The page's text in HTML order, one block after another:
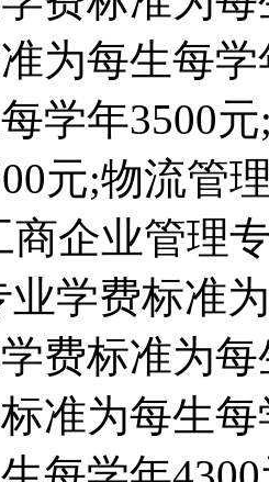
为每生每
学年3500
元;物流管
商企业管理
业学费标准
费标准为
准为每生